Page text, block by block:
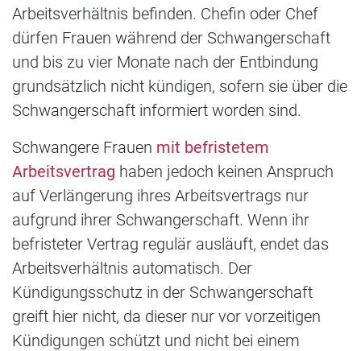
Arbeitsverhältnis befinden. Chefin oder Chef
dürfen Frauen während der Schwangerschaft
und bis zu vier Monate nach der Entbindung
grundsätzlich nicht kündigen, sofern sie über die
Schwangerschaft informiert worden sind.
Schwangere Frauen mit befristetem
Arbeitsvertrag haben jedoch keinen Anspruch
auf Verlängerung ihres Arbeitsvertrags nur
aufgrund ihrer Schwangerschaft. Wenn ihr
befristeter Vertrag regulär ausläuft, endet das
Arbeitsverhältnis automatisch. Der
Kündigungsschutz in der Schwangerschaft
greift hier nicht, da dieser nur vor vorzeitigen
Kündigungen schützt und nicht bei einem